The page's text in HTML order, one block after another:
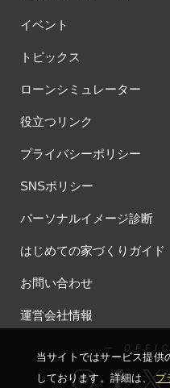
イベント
トピックス
ローンシミュレーター
役立つリンク
プライバシーポリシー
SNSポリシー
パーソナルイメージ診断
はじめての家づくりガイド
お問い合わせ
運営会社情報
ー
当サイトではサービス提供
しております。詳細は、プ